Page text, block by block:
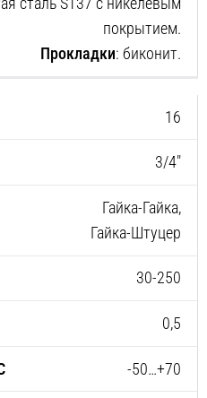
покрытием.
Прокладки: биконит.
16
3/4″
Гайка-Гайка,
Гайка-Штуцер
30-250
0,5
-50…+70